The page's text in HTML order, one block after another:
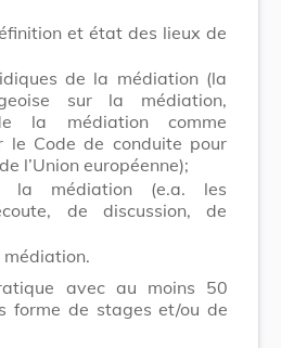
et état des lieux de
de la médiation (la
sur la médiation,
la médiation comme
le Code de conduite pour
l’Union européenne);
la médiation (e.a. les
de discussion, de
médiation.
avec au moins 50
forme de stages et/ou de